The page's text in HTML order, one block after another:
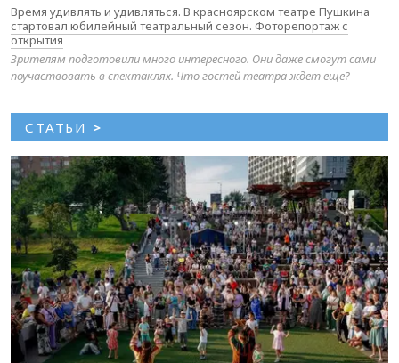
Время удивлять и удивляться. В красноярском театре Пушкина
стартовал юбилейный театральный сезон. Фоторепортаж с
открытия
Зрителям подготовили много интересного. Они даже смогут сами
поучаствовать в спектаклях. Что гостей театра ждет еще?
СТАТЬИ >